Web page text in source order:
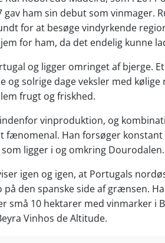
ham sin debut som vinmager.
for at besøge vindyrkende
for ham, da det endelig kunne
og ligger omringet af bjerge.
og solrige dage veksler med
frugt og friskhed.
vinproduktion, og
fænomenal. Han forsøger
ligger i og omkring Dourodalen.
igen og igen, at Portugals
den spanske side af grænsen.
små 10 hektarer med vinmarker i
Vinhos de Altitude.